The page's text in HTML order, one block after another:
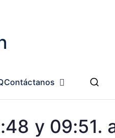
Contáctanos
y 09:51.